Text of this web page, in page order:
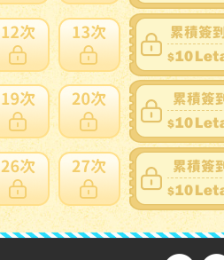
箱売り オットゥギ三和 蜂蜜ゆず茶
蜂蜜 かりん ゆず しょうが 茶 オト